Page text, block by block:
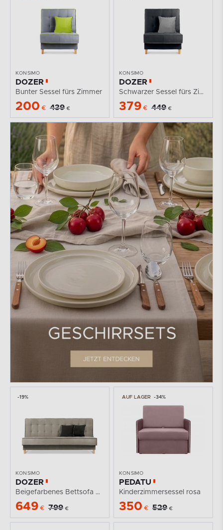
KONSIMO
DOZER
Bunter Sessel fürs Zimmer
200 € 439 €
KONSIMO
DOZER
Schwarzer Sessel fürs Zimmer
379 € 449 €
-19%
KONSIMO
DOZER
Beigefarbenes Bettsofa mit Bettzeugkasten
649 € 799 €
AUF LAGER -34%
KONSIMO
PEDATU
Kinderzimmersessel rosa
350 € 529 €